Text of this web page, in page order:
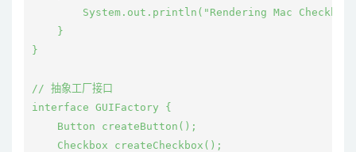
System.out.println("Rendering Mac
    }
}
// 抽象工厂接口
interface GUIFactory {
    Button createButton();
    Checkbox createCheckbox();